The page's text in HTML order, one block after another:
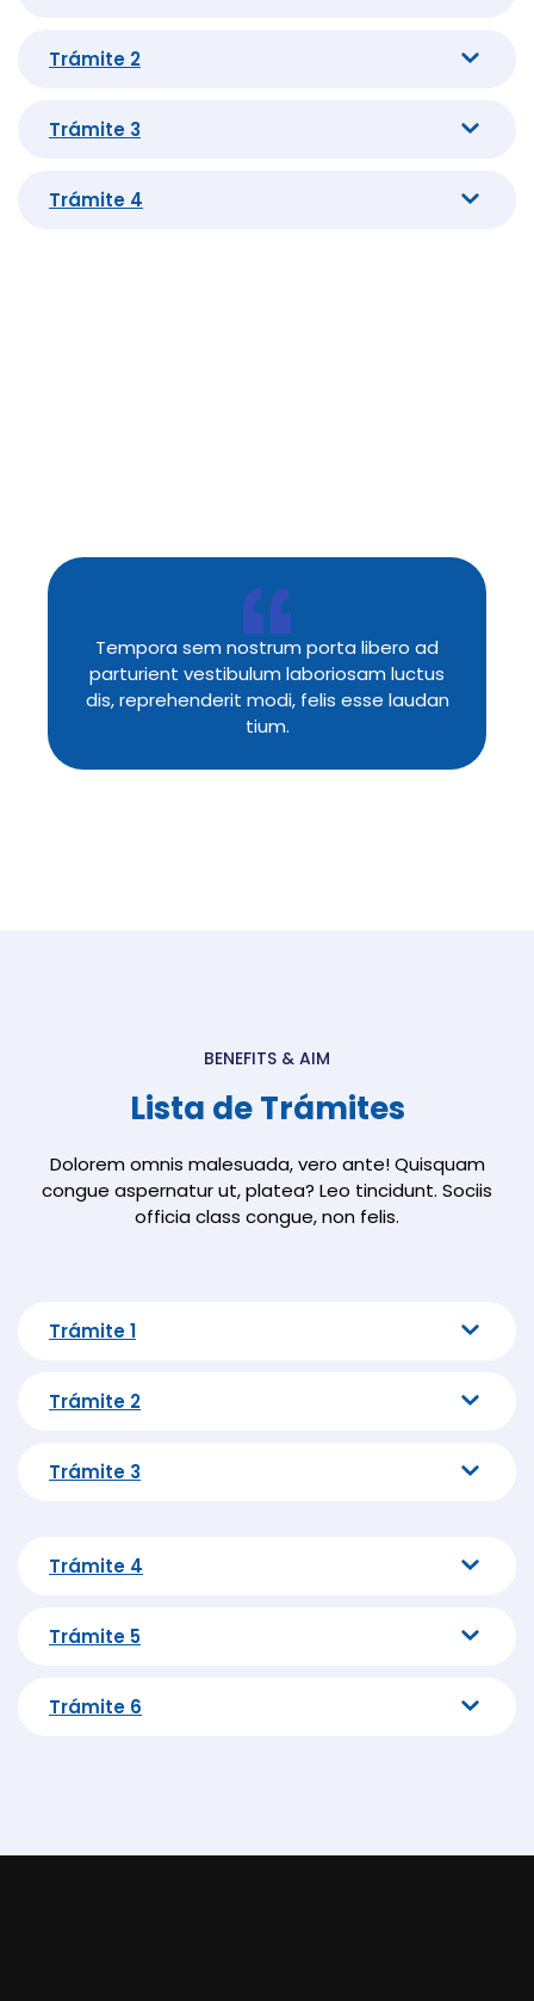
Trámite 2
Trámite 3
Trámite 4
Tempora sem nostrum porta libero ad
parturient vestibulum laboriosam luctus
dis, reprehenderit modi, felis esse laudan
tium.
BENEFITS & AIM
Lista de Trámites
Dolorem omnis malesuada, vero ante! Quisquam
congue aspernatur ut, platea? Leo tincidunt. Sociis
officia class congue, non felis.
Trámite 1
Trámite 2
Trámite 3
Trámite 4
Trámite 5
Trámite 6